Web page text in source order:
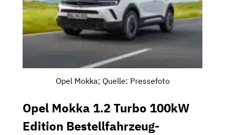
Opel Mokka; Quelle: Pressefoto
Opel Mokka 1.2 Turbo 100kW
Edition Bestellfahrzeug-